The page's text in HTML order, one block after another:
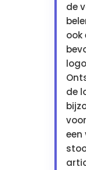
de
ook
de
een